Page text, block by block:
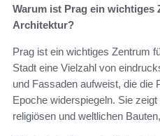
Warum ist Prag ein wichtiges
Architektur?
Prag ist ein wichtiges Zentrum
Stadt eine Vielzahl von
und Fassaden aufweist, die die
Epoche widerspiegeln. Sie
religiösen und weltlichen